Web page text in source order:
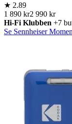
★ 2.89
1 890 kr2 990 kr
Hi-Fi Klubben +7
Se Sennheiser